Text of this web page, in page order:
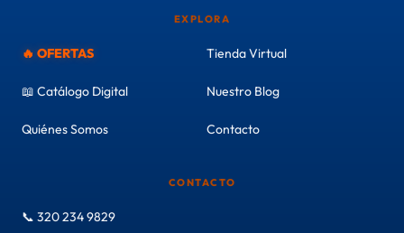
EXPLORA
🔥 OFERTAS Tienda Virtual
📖 Catálogo Digital Nuestro Blog
Quiénes Somos Contacto
CONTACTO
📞 320 234 9829